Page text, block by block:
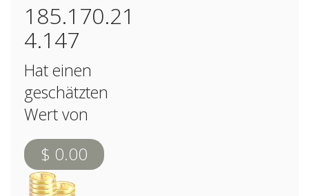
185.170.21
4.147
Hat einen
geschätzten
Wert von
$ 0.00